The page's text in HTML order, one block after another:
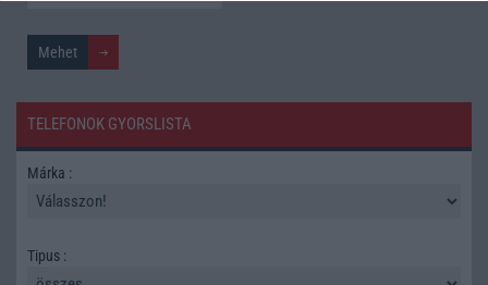
TELEFONOK GYORSLISTA
Márka :
Tipus :